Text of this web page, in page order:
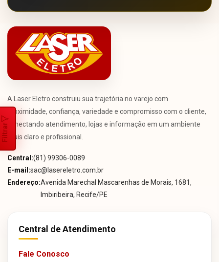
Filtrar
A Laser Eletro construiu sua trajetória no varejo com
proximidade, confiança, variedade e compromisso com o cliente,
conectando atendimento, lojas e informação em um ambiente
mais claro e profissional.
Central:(81) 99306-0089
E-mail:sac@lasereletro.com.br
Endereço:Avenida Marechal Mascarenhas de Morais, 1681,
Imbiribeira, Recife/PE
Central de Atendimento
Fale Conosco